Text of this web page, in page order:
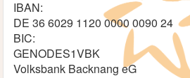
IBAN:
DE 36 6029 1120 0000 0090 24
BIC:
GENODES1VBK
Volksbank Backnang eG